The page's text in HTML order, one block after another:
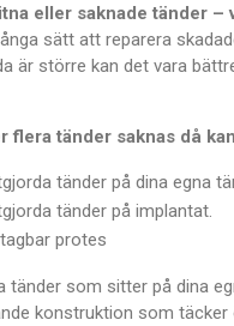
eller saknade tänder –
sätt att reparera
är större kan det vara
flera tänder saknas då
tänder på dina egna
tänder på implantat.
protes
tänder som sitter på dina
konstruktion som täcker